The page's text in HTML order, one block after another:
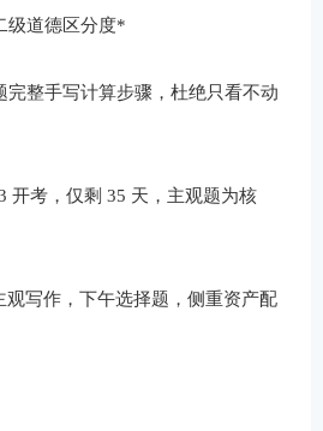
级道德区分度*
完整手写计算步骤，杜绝只看不动
开考，仅剩 35 天，主观题为核
观写作，下午选择题，侧重资产配